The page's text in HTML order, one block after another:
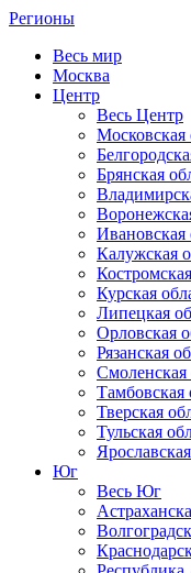
Регионы
Весь мир
Москва
Центр
Весь Центр
Московская
Брянская
Ивановская
Калужская
Курская
Липецкая
Орловская
Рязанская
Смоленская
Тамбовская
Тверская
Тульская
Юг
Весь Юг